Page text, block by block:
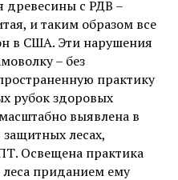
древесины с РДВ –
и таким образом все
в США. Эти нарушения
– без
практику
рубок здоровых
выявлена в
лесах,
Освещена практика
леса приданием ему